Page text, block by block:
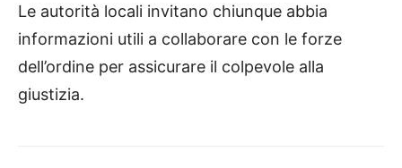
Le autorità locali invitano chiunque abbia
informazioni utili a collaborare con le forze
dell’ordine per assicurare il colpevole alla
giustizia.